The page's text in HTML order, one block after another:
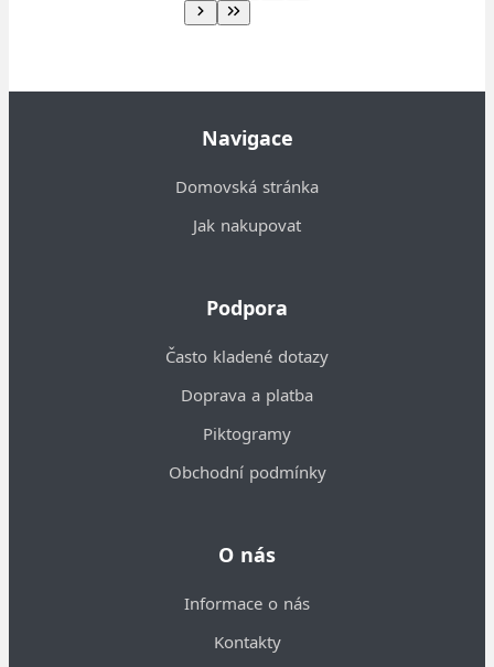
Navigace
Domovská stránka
Jak nakupovat
Podpora
Často kladené dotazy
Doprava a platba
Piktogramy
Obchodní podmínky
O nás
Informace o nás
Kontakty